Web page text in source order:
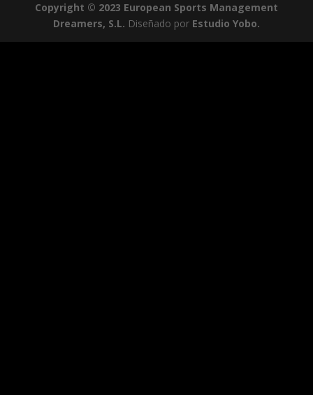
Copyright © 2023 European Sports Management
Dreamers, S.L. Diseñado por Estudio Yobo.